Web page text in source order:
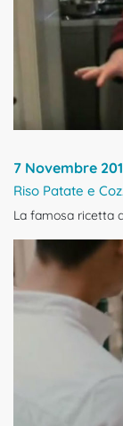
7 Novembre
Riso Patate e
La famosa ricetta